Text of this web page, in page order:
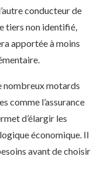
conducteur de
tiers non identifié,
apportée à moins
nombreux motards
comme l’assurance
d’élargir les
économique. Il
avant de choisir